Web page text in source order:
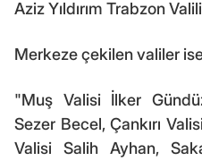
Aziz Yıldırım Trabzon
Merkeze çekilen valiler
"Muş Valisi İlker
Sezer Becel, Çankırı
Valisi Salih Ayhan,